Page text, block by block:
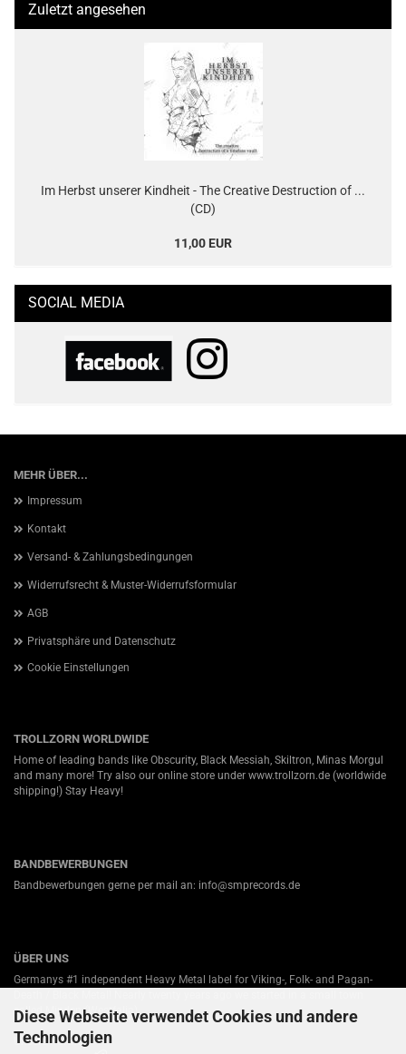
Diese Webseite verwendet Cookies und andere
Technologien
Zuletzt angesehen
Im Herbst unserer Kindheit - The Creative Destruction of ...
(CD)
11,00 EUR
SOCIAL MEDIA
MEHR ÜBER...
Impressum
Kontakt
Versand- & Zahlungsbedingungen
Widerrufsrecht & Muster-Widerrufsformular
AGB
Privatsphäre und Datenschutz
Cookie Einstellungen
TROLLZORN WORLDWIDE
Home of leading bands like Obscurity, Black Messiah, Skiltron, Minas Morgul
and many more! Try also our online store under www.trollzorn.de (worldwide
shipping!) Stay Heavy!
BANDBEWERBUNGEN
Bandbewerbungen gerne per mail an: info@smprecords.de
ÜBER UNS
Germanys #1 independent Heavy Metal label for Viking-, Folk- and Pagan-
called Minden (Westfalia).
Unsere Partner: